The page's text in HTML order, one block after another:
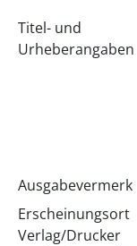
Titel- und
Urheberangaben
Ausgabevermerk
Erscheinungsort
Verlag/Drucker